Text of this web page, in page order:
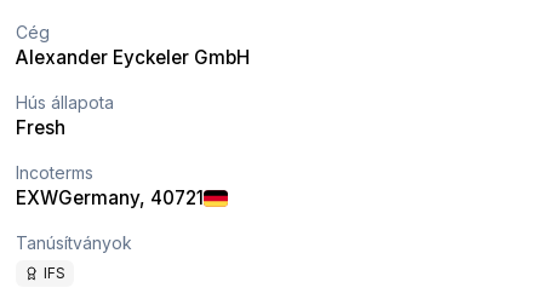
Cég
Alexander Eyckeler GmbH
Hús állapota
Fresh
Incoterms
EXWGermany, 40721
Tanúsítványok
IFS